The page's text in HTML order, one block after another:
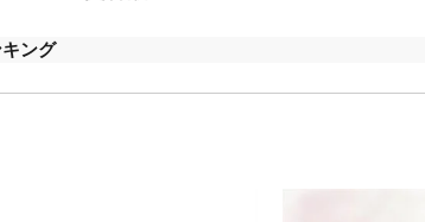
ング